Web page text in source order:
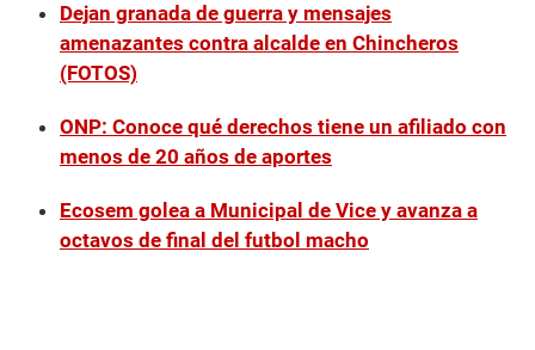
Dejan granada de guerra y mensajes
amenazantes contra alcalde en Chincheros
(FOTOS)
ONP: Conoce qué derechos tiene un afiliado con
menos de 20 años de aportes
Ecosem golea a Municipal de Vice y avanza a
octavos de final del futbol macho